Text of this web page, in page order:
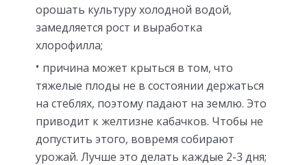
орошать культуру холодной водой,
замедляется рост и выработка
хлорофилла;
причина может крыться в том, что
тяжелые плоды не в состоянии держаться
на стеблях, поэтому падают на землю. Это
приводит к желтизне кабачков. Чтобы не
допустить этого, вовремя собирают
урожай. Лучше это делать каждые 2-3 дня;